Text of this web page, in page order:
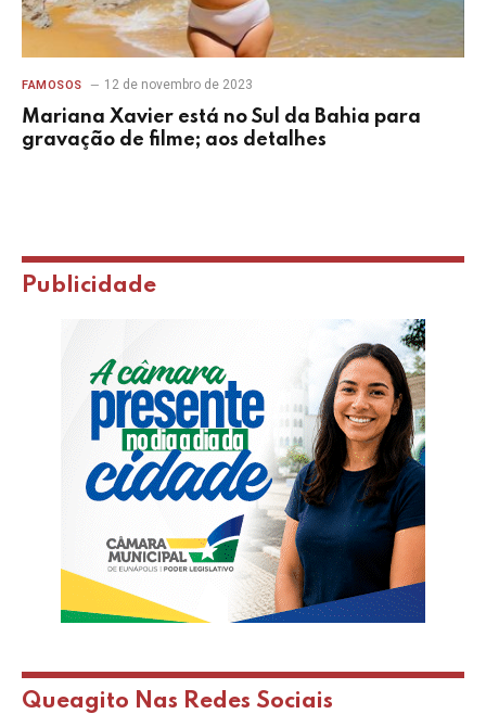
FAMOSOS 12 de novembro de 2023
Mariana Xavier está no Sul da Bahia para
gravação de filme; aos detalhes
Publicidade
Queagito Nas Redes Sociais